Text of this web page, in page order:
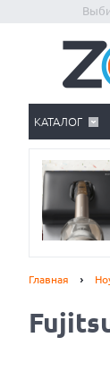
КАТАЛОГ
Главная